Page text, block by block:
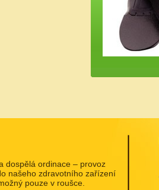
dospělá ordinace – provoz
našeho zdravotního zařízení
pouze v roušce.